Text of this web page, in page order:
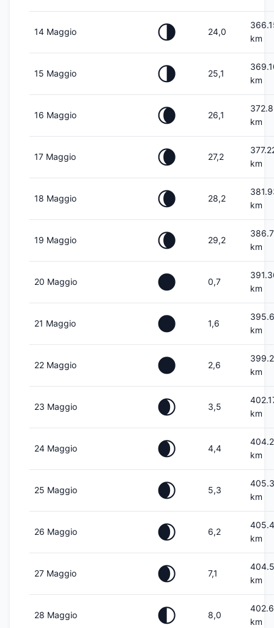
14 Maggio 🌗 24,0
km
15 Maggio 🌗 25,1
km
16 Maggio 🌘 26,1
km
17 Maggio 🌘 27,2
km
18 Maggio 🌘 28,2
km
19 Maggio 🌘 29,2
km
20 Maggio 🌑 0,7
km
21 Maggio 🌑 1,6
km
22 Maggio 🌑 2,6
km
23 Maggio 🌒 3,5
km
24 Maggio 🌒 4,4
km
25 Maggio 🌒 5,3
km
26 Maggio 🌒 6,2
km
27 Maggio 🌒 7,1
km
28 Maggio 🌓 8,0
km